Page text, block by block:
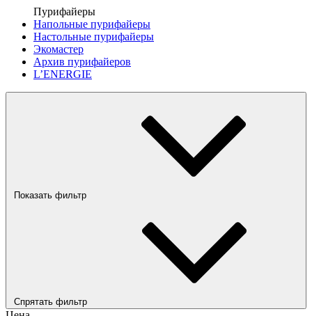
Пурифайеры
Напольные пурифайеры
Настольные пурифайеры
Экомастер
Архив пурифайеров
L’ENERGIE
Показать фильтр
Спрятать фильтр